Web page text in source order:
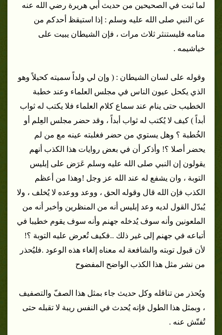
لما ثبت في الصحيحين من حديث أبي هريرة رضي الله عنه
عن النبي صلى الله عليه وسلم : إذا استيقظ أحدكم من
منامه فليستنثر ثلاث مرات ، فإن الشيطان يبيت على
خياشيمه .
وقوله على لسان الشيطان : ( وإن لي ولداً سميته كحيلاً وهو
الذي يكحل عيون الناس في مجلس العلماء وعند خطبة
الخطيب حتى ينام عند سماع كلام العلماء فلا يكتب له ثواب
أبداً ) كيف لا يُكتب له ثواب أبداً ، وقد حضر مجلس العِلم أو
الخُطبة ؟ وهل يستوي من حضر فغلبته عينه مع من لم
يحضر أصلا ؟! وأذكر أن في بعض روايات هذا الكذب أنهم
يقولون إن النبي صلى الله عليه وسلم عَرَض على إبليس
التوبة ، وان يشفع له عند الله عز وجل !وهذا من أعظم
الكذب فإن الله قال وقوله الحق ، ووعد ووعده لا يُخلف ، ولا
يُبدّل القول لديه وعد إبليس أنه من المنظرين وأخبر أنه من
الملعونين وأنه سوف يُدخله جهنم وأنه سوف يقوم خطيبا في
أتباعه في جهنم إلى غير ذلك ..فكيف تُعرض عليه التوبة ؟!
لأن قبول توبته والشافعة له معناه إلغاء هذه الوعود .فليُحذر
من نشر مثل هذا الكذب الواضح المفضوح
ويُحذر من تناقله وكل حديث جاء بمثل هذا الصفّ والتصفيف
، وبمثل هذا الطول فإنه يُحدث في النفس ريبة لا تقبله حتى
تُفتّش عنه .